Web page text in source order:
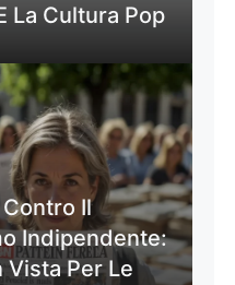
La Cultura Pop
Contro Il
Indipendente:
Vista Per Le